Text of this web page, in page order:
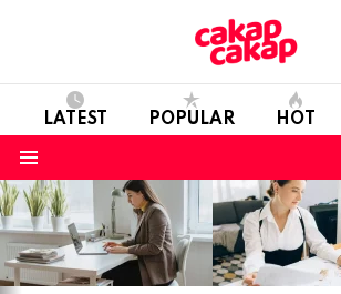
LATEST POPULAR HOT
LATEST
STORIES